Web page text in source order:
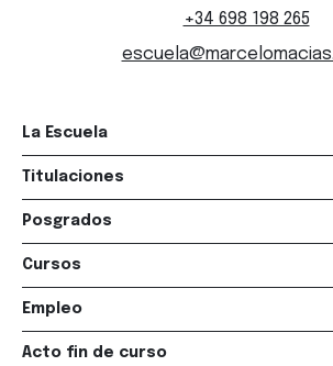
+34 698 198 265
La Escuela
Titulaciones
Posgrados
Cursos
Empleo
Acto fin de curso